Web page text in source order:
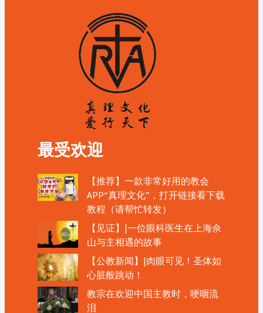
最受欢迎
【推荐】一款非常好用的教会
APP“真理文化”，打开链接看下载
教程（请帮忙转发）
【见证】|一位眼科医生在上海佘
山与主相遇的故事
【公教新闻】|肉眼可见！圣体如
心脏般跳动！
教宗在欢迎中国主教时，哽咽流
泪